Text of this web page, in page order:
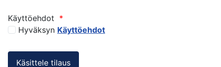
Käyttöehdot *
Hyväksyn Käyttöehdot